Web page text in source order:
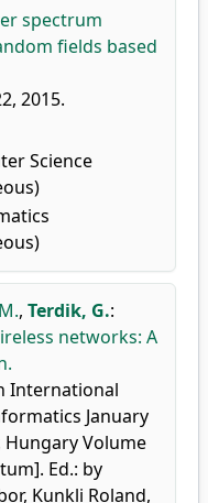
spectrum
fields based
2015.
Science
, Terdik, G.:
networks: A
International
January
Hungary Volume
Ed.: by
Kunkli Roland,